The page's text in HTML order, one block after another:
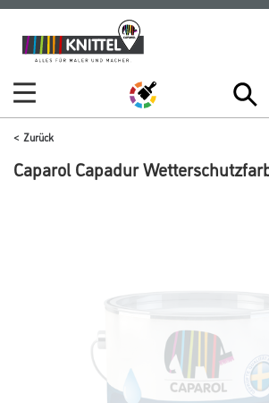
Zum
Inhalt
Zum
Navigationsmenü
Zurück
Caparol Capadur